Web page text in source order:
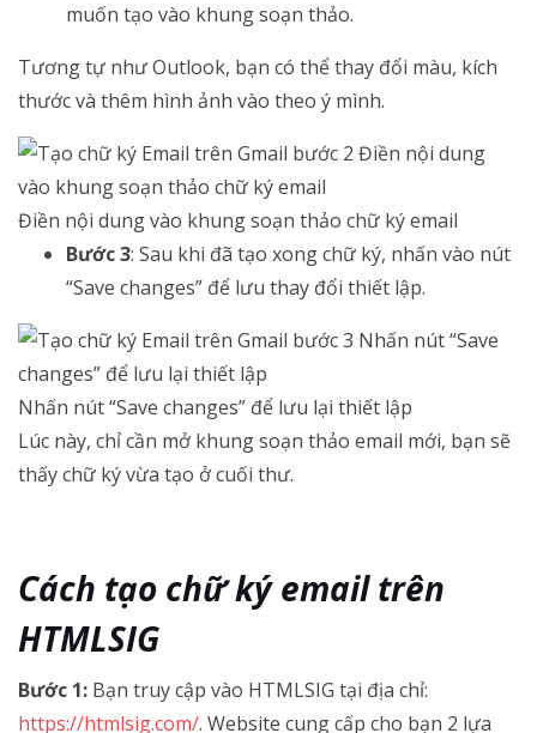
muốn tạo vào khung soạn thảo.
Tương tự như Outlook, bạn có thể thay đổi màu, kích
thước và thêm hình ảnh vào theo ý mình.
Điền nội dung vào khung soạn thảo chữ ký email
Bước 3: Sau khi đã tạo xong chữ ký, nhấn vào nút
“Save changes” để lưu thay đổi thiết lập.
Nhấn nút “Save changes” để lưu lại thiết lập
Lúc này, chỉ cần mở khung soạn thảo email mới, bạn sẽ
thấy chữ ký vừa tạo ở cuối thư.
Cách tạo chữ ký email trên
HTMLSIG
Bước 1: Bạn truy cập vào HTMLSIG tại địa chỉ:
https://htmlsig.com/. Website cung cấp cho bạn 2 lựa